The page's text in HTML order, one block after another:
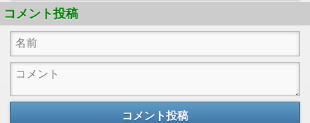
コメント投稿
コメント投稿